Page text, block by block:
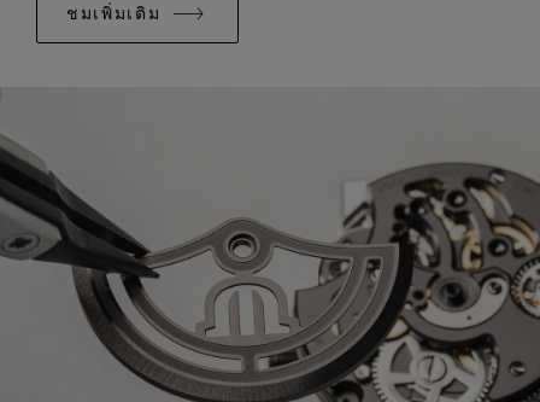
ชมเพิ่มเติม